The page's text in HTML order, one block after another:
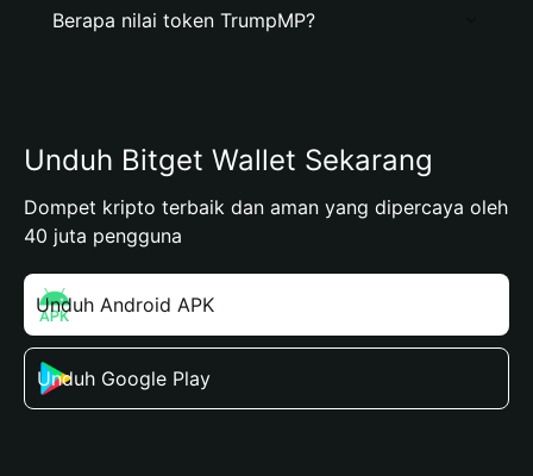
Berapa nilai token TrumpMP?
Unduh Bitget Wallet Sekarang
Dompet kripto terbaik dan aman yang dipercaya oleh
40 juta pengguna
Unduh Android APK
Unduh Google Play